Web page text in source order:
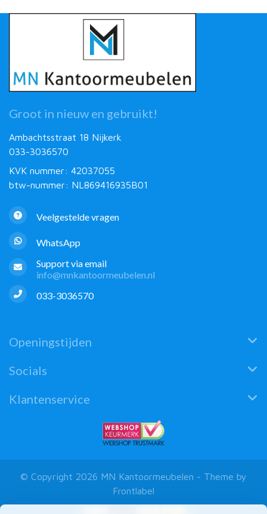
Groot in nieuw en gebruikt!
Ambachtsstraat 18 Nijkerk
033-3036570
KVK nummer: 42037055
btw-nummer: NL869416935B01
Veelgestelde vragen
WhatsApp
Support via email
info@mnkantoormeubelen.nl
033-3036570
Openingstijden
Socials
Klantenservice
© Copyright 2026 MN Kantoormeubelen - Theme by
Frontlabel